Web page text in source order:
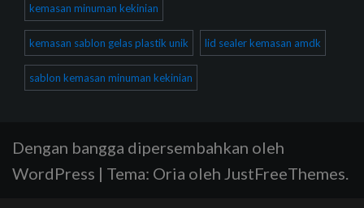
kemasan minuman kekinian
kemasan sablon gelas plastik unik lid sealer kemasan amdk
sablon kemasan minuman kekinian
Dengan bangga dipersembahkan oleh
WordPress | Tema: Oria oleh JustFreeThemes.